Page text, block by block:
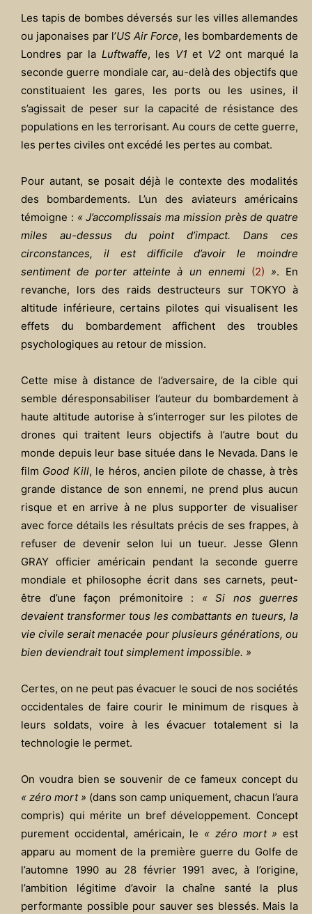
Les tapis de bombes déversés sur les villes allemandes
ou japonaises par l’US Air Force, les bombardements de
Londres par la Luftwaffe, les V1 et V2ont marqué la
seconde guerre mondiale car, au-delà des objectifs que
constituaient les gares, les ports ou les usines, il
s’agissait de peser sur la capacité de résistance des
populations en les terrorisant. Au cours de cette guerre,
les pertes civiles ont excédé les pertes au combat.
Pour autant, se posait déjà le contexte des modalités
des bombardements. L’un des aviateurs américains
témoigne : « J’accomplissais ma mission près de quatre
miles au-dessus du point d’impact. Dans ces
circonstances, il est difficile d’avoir le moindre
sentiment de porter atteinte à un ennemi (2) ». En
revanche, lors des raids destructeurs sur TOKYO à
altitude inférieure, certains pilotes qui visualisent les
effets du bombardement affichent des troubles
psychologiques au retour de mission.
Cette mise à distance de l’adversaire, de la cible qui
semble déresponsabiliser l’auteur du bombardement à
haute altitude autorise à s’interroger sur les pilotes de
drones qui traitent leurs objectifs à l’autre bout du
monde depuis leur base située dans le Nevada. Dans le
film Good Kill, le héros, ancien pilote de chasse, à très
grande distance de son ennemi, ne prend plus aucun
risque et en arrive à ne plus supporter de visualiser
avec force détails les résultats précis de ses frappes, à
refuser de devenir selon lui un tueur. Jesse Glenn
GRAY officier américain pendant la seconde guerre
mondiale et philosophe écrit dans ses carnets, peut-
être d’une façon prémonitoire : « Si nos guerres
devaient transformer tous les combattants en tueurs, la
vie civile serait menacée pour plusieurs générations, ou
bien deviendrait tout simplement impossible. »
Certes, on ne peut pas évacuer le souci de nos sociétés
occidentales de faire courir le minimum de risques à
leurs soldats, voire à les évacuer totalement si la
technologie le permet.
On voudra bien se souvenir de ce fameux concept du
« zéro mort » (dans son camp uniquement, chacun l’aura
compris) qui mérite un bref développement. Concept
purement occidental, américain, le « zéro mort » est
apparu au moment de la première guerre du Golfe de
l’automne 1990 au 28 février 1991 avec, à l’origine,
l’ambition légitime d’avoir la chaîne santé la plus
performante possible pour sauver ses blessés. Mais la